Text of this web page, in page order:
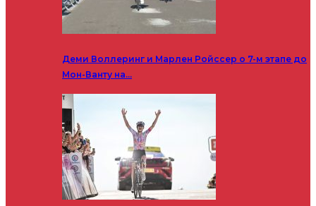
Деми Воллеринг и Марлен Ройссер о 7-м этапе до
Мон-Ванту на…